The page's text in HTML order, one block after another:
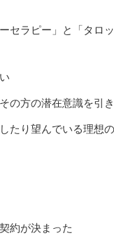
セラピー」と「タロ
の方の潜在意識を引
たり望んでいる理想
約が決まった